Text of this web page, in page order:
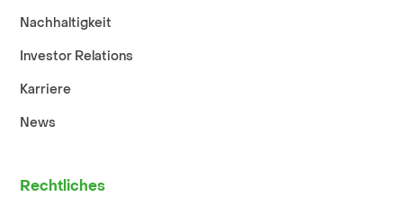
Nachhaltigkeit
Investor Relations
Karriere
News
Rechtliches